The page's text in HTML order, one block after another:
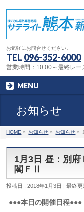
お気軽にお問合せください。
TEL 096-352-6000
営業時間：10:00～最終レ
MENU
お知らせ
HOME » お知らせ » お知らせ »
1月3日 昼：別
閣ＦⅡ
投稿日 : 2018年1月3日 最終更
●●●本日の開催日程●●●